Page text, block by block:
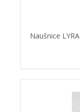
Naušnice LYRA